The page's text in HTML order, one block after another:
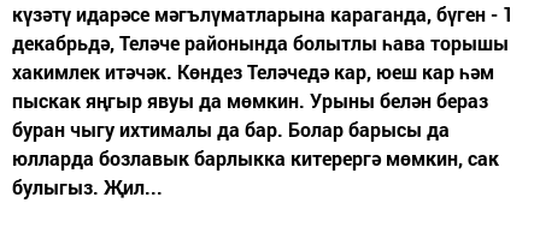
күзәтү идарәсе мәгълүматларына караганда, бүген - 1
декабрьдә, Теләче районында болытлы һава торышы
хакимлек итәчәк. Көндез Теләчедә кар, юеш кар һәм
пыскак яңгыр явуы да мөмкин. Урыны белән бераз
буран чыгу ихтималы да бар. Болар барысы да
юлларда бозлавык барлыкка китерергә мөмкин, сак
булыгыз. Җил...